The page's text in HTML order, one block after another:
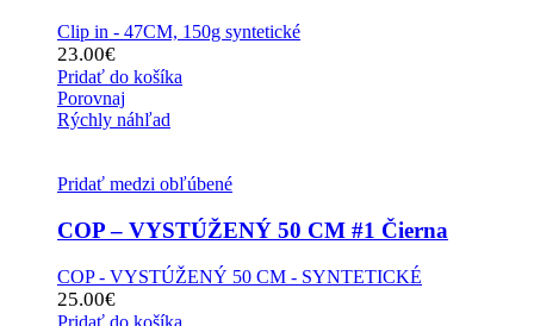
Clip in - 47CM, 150g syntetické
23.00€
Pridať do košíka
Porovnaj
Rýchly náhľad
Pridať medzi obľúbené
COP – VYSTÚŽENÝ 50 CM #1 Čierna
COP - VYSTÚŽENÝ 50 CM - SYNTETICKÉ
25.00€
Pridať do košíka